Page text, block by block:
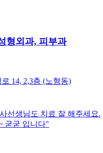
형외과, 피부과
14, 2,3층 (노형동)
선생님도 치료 잘 해주세요.
굳굳 입니다"